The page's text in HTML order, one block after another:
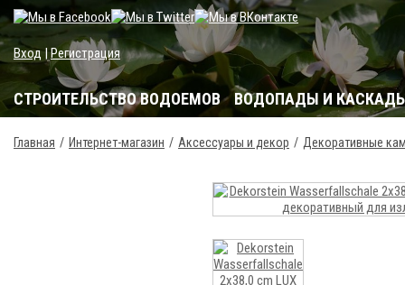
Вход|Регистрация
СТРОИТЕЛЬСТВО ВОДОЕМОВ ВОДОПАДЫ И
Главная Интернет-магазин Аксессуары и декор Декоративные